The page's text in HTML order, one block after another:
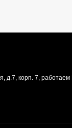
д.7, корп. 7,